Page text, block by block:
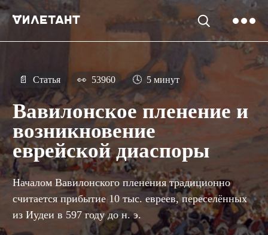
📄 Статья 👀 53960 🕓 5 минут
Вавилонское пленение и
возникновение
еврейской диаспоры
Началом Вавилонского пленения традиционно
считается прибытие 10 тыс. евреев, переселённых
из Иудеи в 597 году до н. э.